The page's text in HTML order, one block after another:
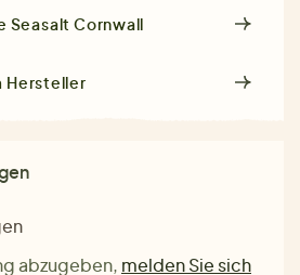
Seasalt Cornwall
Hersteller
abzugeben, melden Sie sich